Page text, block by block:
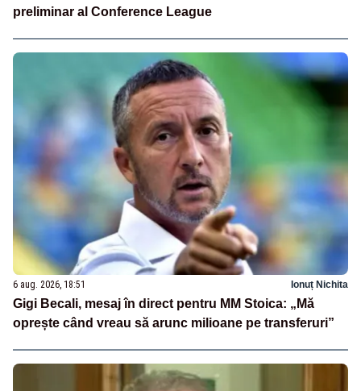
preliminar al Conference League
6 aug. 2026, 18:51 Ionuț Nichita
Gigi Becali, mesaj în direct pentru MM Stoica: „Mă
oprește când vreau să arunc milioane pe transferuri”